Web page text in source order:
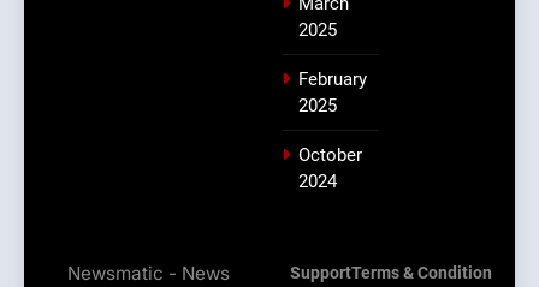
2025
February
2025
October
2024
Newsmatic - News
SupportTerms & Condition